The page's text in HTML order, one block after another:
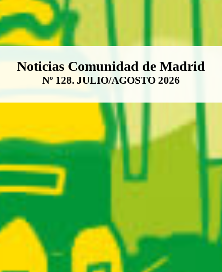
Boletín Noticias Comunidad de
Noticias Comunidad de Madrid
Nº 128. JULIO/AGOSTO 2026